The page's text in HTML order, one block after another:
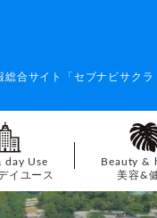
総合サイト「セブナビサクラ
day Use
イユース
Beauty &
美容&